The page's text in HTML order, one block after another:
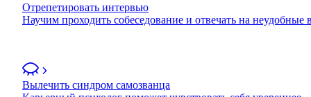
Отрепетировать интервью
Научим проходить собеседование и отвечать на неудобные
Вылечить синдром самозванца